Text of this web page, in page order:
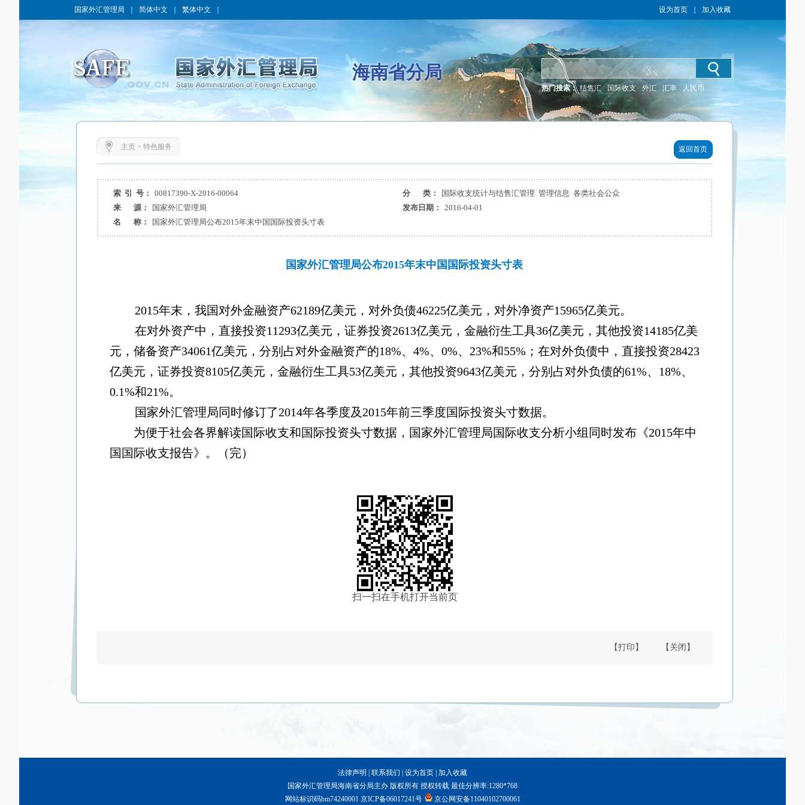
国家外汇管理局 简体中文 繁体中文 设为首页 加入收藏
海南省分局
热门搜索： 结售汇 国际收支 外汇 汇率 人民币
主页> 特色服务 返回首页
索 引 号： 00817390-X-2016-00064 分 类：
国际收支统计与结售汇管理 管理信息 各类社会公众
来 源：
国家外汇管理局 发布日期：
2016-04-01
名 称：
国家外汇管理局公布2015年末中国国际投资头寸表
国家外汇管理局公布2015年末中国国际投资头寸表
2015年末，我国对外金融资产62189亿美元，对外负债46225亿美元，对外净资产15965亿美元。
在对外资产中，直接投资11293亿美元，证券投资2613亿美元，金融衍生工具36亿美元，其他投资14185亿美
元，储备资产34061亿美元，分别占对外金融资产的18%、 4%、 0%、 23%和55% ；在对外负债中，直接投资28423
亿美元，证券投资8105亿美元，金融衍生工具53亿美元，其他投资9643亿美元，分别占对外负债的61%、 18%、
0.1%和21%。
国家外汇管理局同时修订了2014年各季度及 2015年前三季度国际投资头寸数据。
为便于社会各界解读国际收支和国际投资头寸数据，国家外汇管理局国际收支分析小组同时发布《2015年中
国国际收支报告》。（完）
扫一扫在手机打开当前页
【打印】 【关闭】
法律声明 联系我们 设为首页 加入收藏
国家外汇管理局海南省分局主办 版权所有 授权转载 最佳分辨率:1280*768
网站标识码bm74240001京ICP备06017241号 京公网安备11040102700061